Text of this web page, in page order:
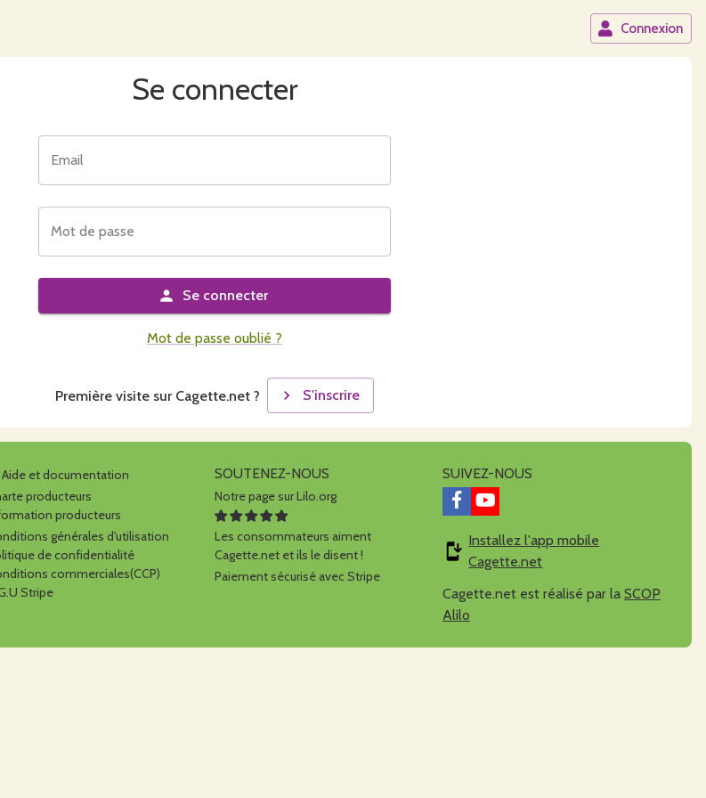
Connexion
Se connecter
Email
Mot de passe
Se connecter
Mot de passe oublié ?
Première visite sur Cagette.net ? S'inscrire
Aide et documentation
producteurs
producteurs
générales d'utilisation
de confidentialité
commerciales(CCP)
Stripe
SOUTENEZ-NOUS
Notre page sur Lilo.org
Les consommateurs aiment
Cagette.net et ils le disent !
Paiement sécurisé avec Stripe
SUIVEZ-NOUS
Installez l'app mobile
Cagette.net
Cagette.net est réalisé par la SCOP
Alilo